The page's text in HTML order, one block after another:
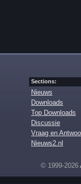
Sections:
Nieuws
Downloads
Top Downloads
Discussie
Vraag en
Nieuws2.nl
© 1999-2026